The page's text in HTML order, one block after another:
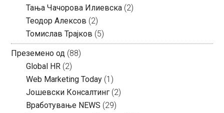
Тања Чачорова Илиевска (2)
Теодор Алексов (2)
Томислав Трајков (5)
Преземено од (88)
Global HR (2)
Web Marketing Today (1)
Јошевски Консалтинг (2)
Вработување NEWS (29)